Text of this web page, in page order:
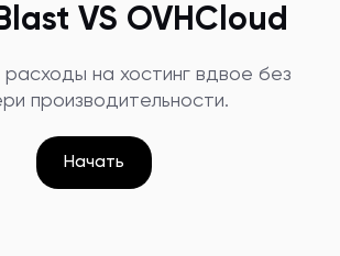
VS OVHCloud
на хостинг вдвое без
производительности.
Начать